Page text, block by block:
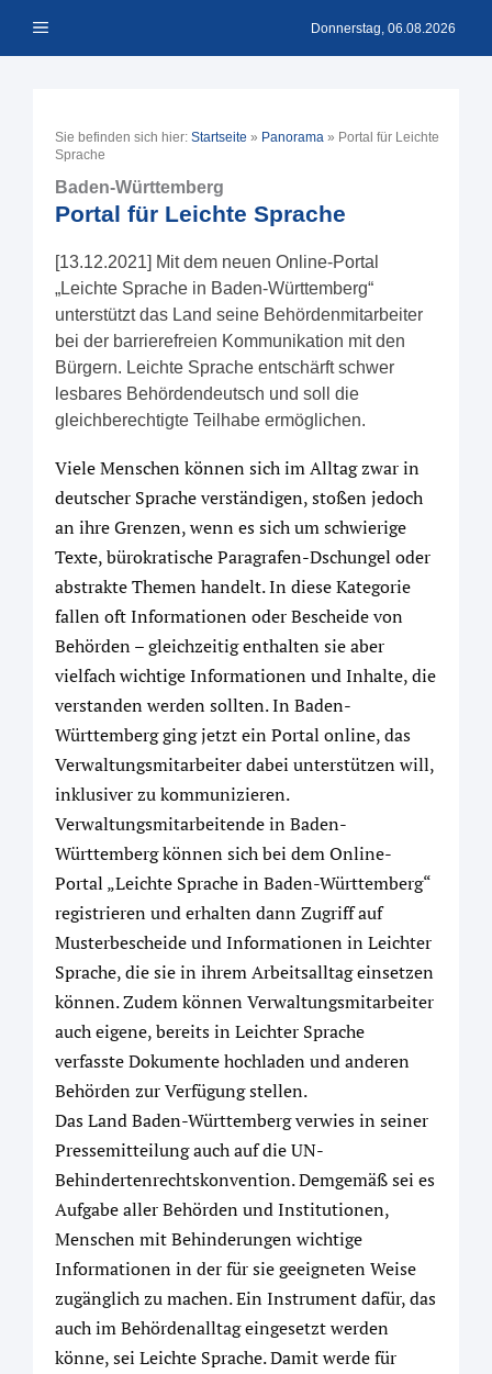
Inhalt Menü Donnerstag, 06.08.2026
Sie befinden sich hier: Startseite » Panorama » Portal für Leichte
Sprache
Baden-Württemberg
Portal für Leichte Sprache
[13.12.2021] Mit dem neuen Online-Portal
„Leichte Sprache in Baden-Württemberg“
unterstützt das Land seine Behördenmitarbeiter
bei der barrierefreien Kommunikation mit den
Bürgern. Leichte Sprache entschärft schwer
lesbares Behördendeutsch und soll die
gleichberechtigte Teilhabe ermöglichen.
Viele Menschen können sich im Alltag zwar in
deutscher Sprache verständigen, stoßen jedoch
an ihre Grenzen, wenn es sich um schwierige
Texte, bürokratische Paragrafen-Dschungel oder
abstrakte Themen handelt. In diese Kategorie
fallen oft Informationen oder Bescheide von
Behörden – gleichzeitig enthalten sie aber
vielfach wichtige Informationen und Inhalte, die
verstanden werden sollten. In Baden-
Württemberg ging jetzt ein Portal online, das
Verwaltungsmitarbeiter dabei unterstützen will,
inklusiver zu kommunizieren.
Verwaltungsmitarbeitende in Baden-
Württemberg können sich bei dem Online-
Portal „Leichte Sprache in Baden-Württemberg“
registrieren und erhalten dann Zugriff auf
Musterbescheide und Informationen in Leichter
Sprache, die sie in ihrem Arbeitsalltag einsetzen
können. Zudem können Verwaltungsmitarbeiter
auch eigene, bereits in Leichter Sprache
verfasste Dokumente hochladen und anderen
Behörden zur Verfügung stellen.
Das Land Baden-Württemberg verwies in seiner
Pressemitteilung auch auf die UN-
Behindertenrechtskonvention. Demgemäß sei es
Aufgabe aller Behörden und Institutionen,
Menschen mit Behinderungen wichtige
Informationen in der für sie geeigneten Weise
zugänglich zu machen. Ein Instrument dafür, das
auch im Behördenalltag eingesetzt werden
könne, sei Leichte Sprache. Damit werde für